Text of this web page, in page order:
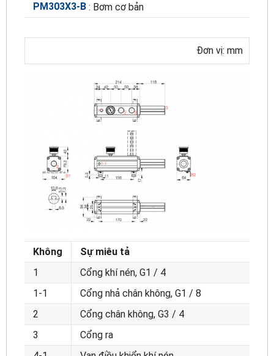
PM303X3-B : Bơm cơ bản
Đơn vị: mm
Không
Sự miêu tả
1
Cổng khí nén, G1 / 4
1-1
Cổng nhả chân không, G1 / 8
2
Cổng chân không, G3 / 4
3
Cổng ra